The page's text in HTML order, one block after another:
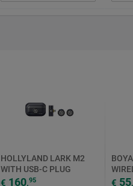
HOLLYLAND LARK M2
WITH USB-C PLUG
DUBULTAIS SHINE
€ 160,95
BY-
€ 55